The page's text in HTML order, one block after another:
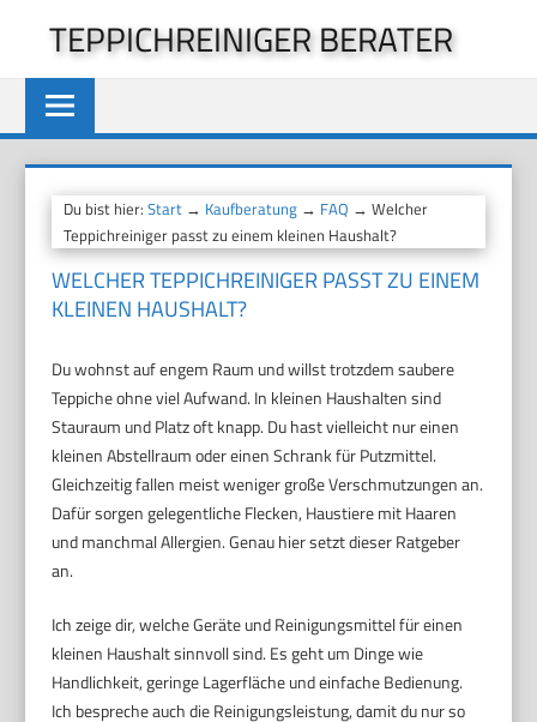
springen
TEPPICHREINIGER BERATER
Du bist hier:Start → Kaufberatung → FAQ → Welcher
Teppichreiniger passt zu einem kleinen Haushalt?
WELCHER TEPPICHREINIGER PASST ZU EINEM
KLEINEN HAUSHALT?
Du wohnst auf engem Raum und willst trotzdem saubere
Teppiche ohne viel Aufwand. In kleinen Haushalten sind
Stauraum und Platz oft knapp. Du hast vielleicht nur einen
kleinen Abstellraum oder einen Schrank für Putzmittel.
Gleichzeitig fallen meist weniger große Verschmutzungen an.
Dafür sorgen gelegentliche Flecken, Haustiere mit Haaren
und manchmal Allergien. Genau hier setzt dieser Ratgeber
an.
Ich zeige dir, welche Geräte und Reinigungsmittel für einen
kleinen Haushalt sinnvoll sind. Es geht um Dinge wie
Handlichkeit, geringe Lagerfläche und einfache Bedienung.
Ich bespreche auch die Reinigungsleistung, damit du nur so